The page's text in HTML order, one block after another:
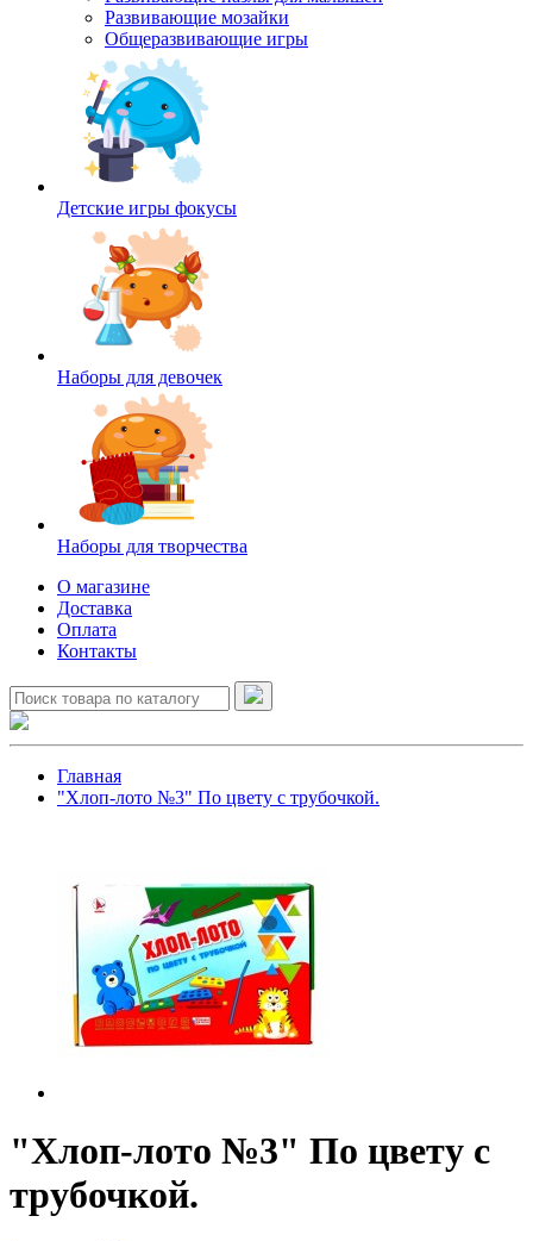
Развивающие мозайки
Общеразвивающие игры
Детские игры фокусы
Наборы для девочек
Наборы для творчества
О магазине
Доставка
Оплата
Контакты
Главная
"Хлоп-лото №3" По цвету с трубочкой.
"Хлоп-лото №3" По цвету с
трубочкой.